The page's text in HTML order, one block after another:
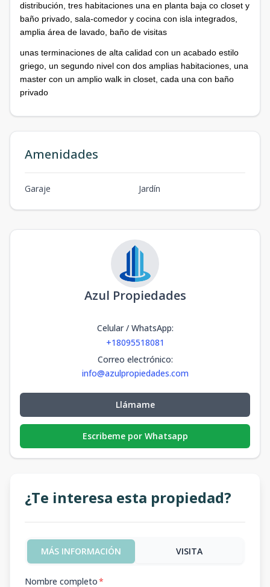
distribución, tres habitaciones una en planta baja co closet y
baño privado, sala-comedor y cocina con isla integrados,
amplia área de lavado, baño de visitas
unas terminaciones de alta calidad con un acabado estilo
griego, un segundo nivel con dos amplias habitaciones, una
master con un amplio walk in closet, cada una con baño
privado
Amenidades
Garaje Jardín
Azul Propiedades
Celular / WhatsApp:
+18095518081
Correo electrónico:
info@azulpropiedades.com
Llámame
Escribeme por Whatsapp
¿Te interesa esta propiedad?
MÁS INFORMACIÓN VISITA
Nombre completo*